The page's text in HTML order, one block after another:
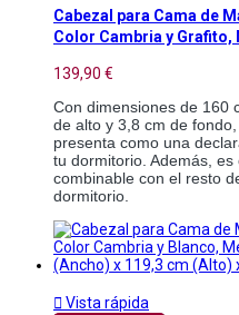
Cabezal para Cama de
Color Cambria y Grafito,
139,90 €
Con dimensiones de 160
de alto y 3,8 cm de
presenta como una
tu dormitorio. Además,
combinable con el resto
dormitorio.
 Vista rápida